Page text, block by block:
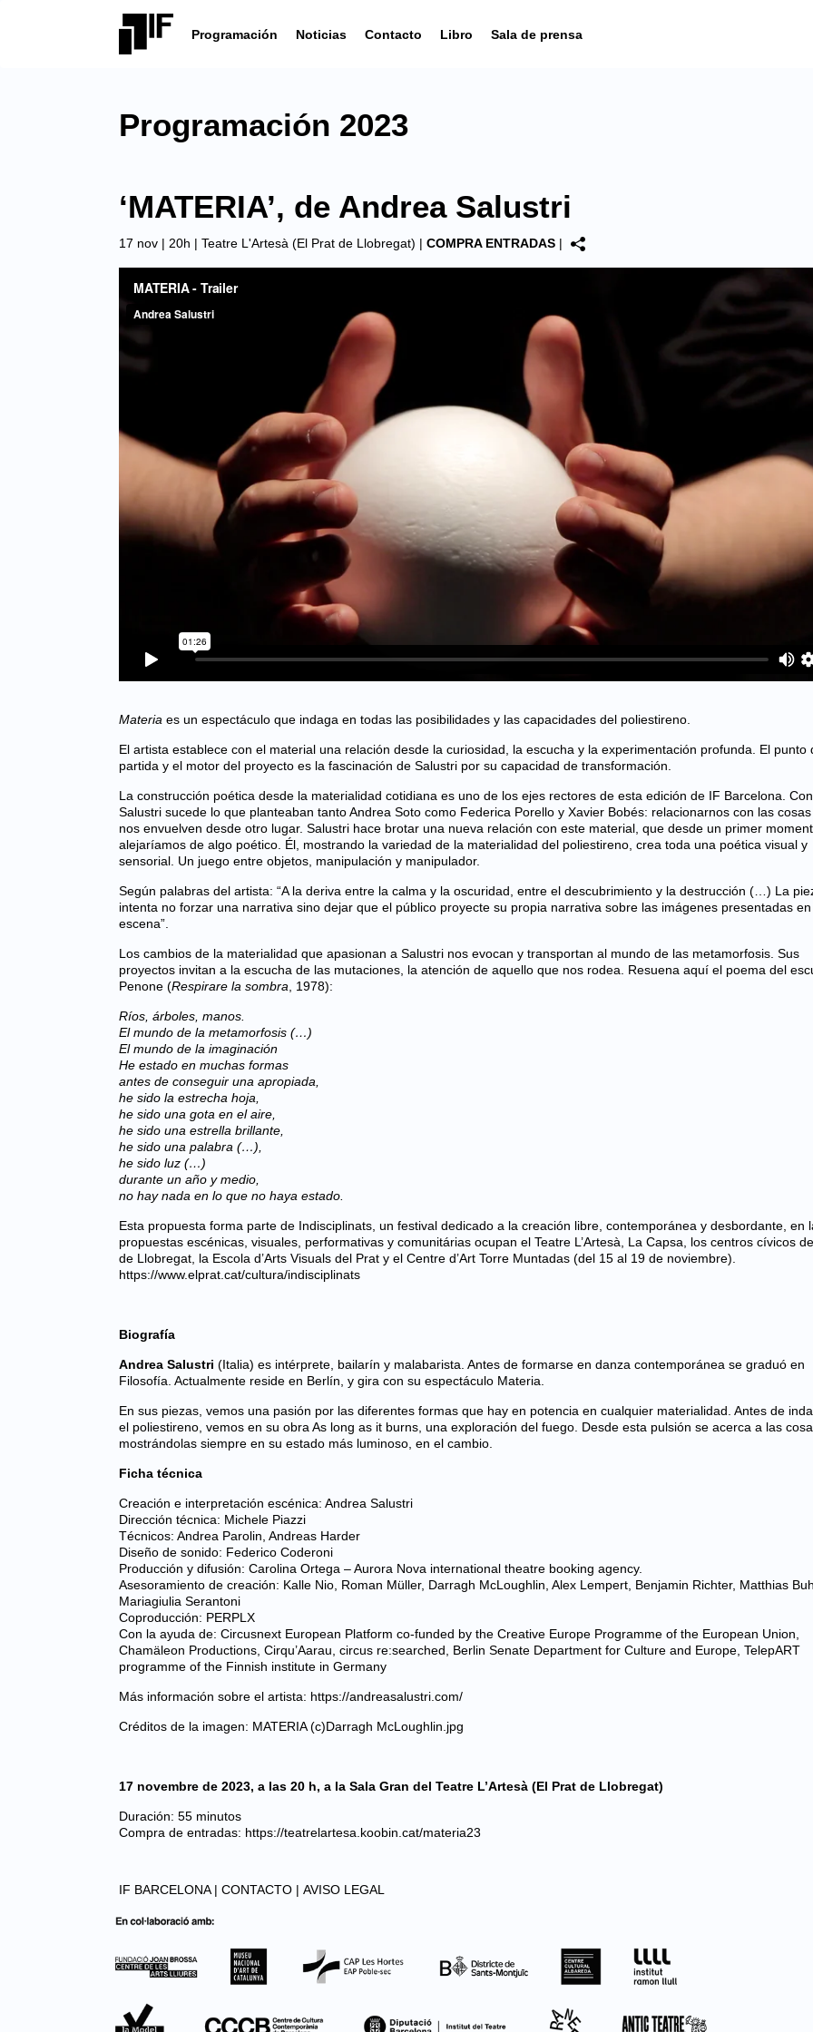
Programación Noticias Contacto Libro Sala de prensa
Programación 2023
‘MATERIA’, de Andrea Salustri
17 nov | 20h | Teatre L'Artesà (El Prat de Llobregat) | COMPRA ENTRADAS |
Materia es un espectáculo que indaga en todas las posibilidades y las capacidades del poliestireno.
El artista establece con el material una relación desde la curiosidad, la escucha y la experimentación profunda. El punto
partida y el motor del proyecto es la fascinación de Salustri por su capacidad de transformación.
La construcción poética desde la materialidad cotidiana es uno de los ejes rectores de esta edición de IF Barcelona. Con
Salustri sucede lo que planteaban tanto Andrea Soto como Federica Porello y Xavier Bobés: relacionarnos con las
nos envuelven desde otro lugar. Salustri hace brotar una nueva relación con este material, que desde un primer
alejaríamos de algo poético. Él, mostrando la variedad de la materialidad del poliestireno, crea toda una poética visual y
sensorial. Un juego entre objetos, manipulación y manipulador.
Según palabras del artista: “A la deriva entre la calma y la oscuridad, entre el descubrimiento y la destrucción (…) La
intenta no forzar una narrativa sino dejar que el público proyecte su propia narrativa sobre las imágenes presentadas en
escena”.
Los cambios de la materialidad que apasionan a Salustri nos evocan y transportan al mundo de las metamorfosis. Sus
proyectos invitan a la escucha de las mutaciones, la atención de aquello que nos rodea. Resuena aquí el poema del
Penone (Respirare la sombra, 1978):
Ríos, árboles, manos.
El mundo de la metamorfosis (…)
El mundo de la imaginación
He estado en muchas formas
antes de conseguir una apropiada,
he sido la estrecha hoja,
he sido una gota en el aire,
he sido una estrella brillante,
he sido una palabra (…),
he sido luz (…)
durante un año y medio,
no hay nada en lo que no haya estado.
Esta propuesta forma parte de Indisciplinats, un festival dedicado a la creación libre, contemporánea y desbordante, en
propuestas escénicas, visuales, performativas y comunitárias ocupan el Teatre L’Artesà, La Capsa, los centros cívicos
de Llobregat, la Escola d’Arts Visuals del Prat y el Centre d’Art Torre Muntadas (del 15 al 19 de noviembre).
https://www.elprat.cat/cultura/indisciplinats
Biografía
Andrea Salustri (Italia) es intérprete, bailarín y malabarista. Antes de formarse en danza contemporánea se graduó en
Filosofía. Actualmente reside en Berlín, y gira con su espectáculo Materia.
En sus piezas, vemos una pasión por las diferentes formas que hay en potencia en cualquier materialidad. Antes de
el poliestireno, vemos en su obra As long as it burns, una exploración del fuego. Desde esta pulsión se acerca a las
mostrándolas siempre en su estado más luminoso, en el cambio.
Ficha técnica
Creación e interpretación escénica: Andrea Salustri
Dirección técnica: Michele Piazzi
Técnicos: Andrea Parolin, Andreas Harder
Diseño de sonido: Federico Coderoni
Producción y difusión: Carolina Ortega – Aurora Nova international theatre booking agency.
Asesoramiento de creación: Kalle Nio, Roman Müller, Darragh McLoughlin, Alex Lempert, Benjamin Richter, Matthias
Mariagiulia Serantoni
Coproducción: PERPLX
Con la ayuda de: Circusnext European Platform co-funded by the Creative Europe Programme of the European Union,
Chamäleon Productions, Cirqu’Aarau, circus re:searched, Berlin Senate Department for Culture and Europe, TelepART
programme of the Finnish institute in Germany
Más información sobre el artista: https://andreasalustri.com/
Créditos de la imagen: MATERIA (c)Darragh McLoughlin.jpg
17 novembre de 2023, a las 20 h, a la Sala Gran del Teatre L’Artesà (El Prat de Llobregat)
Duración: 55 minutos
Compra de entradas: https://teatrelartesa.koobin.cat/materia23
IF BARCELONA | CONTACTO | AVISO LEGAL